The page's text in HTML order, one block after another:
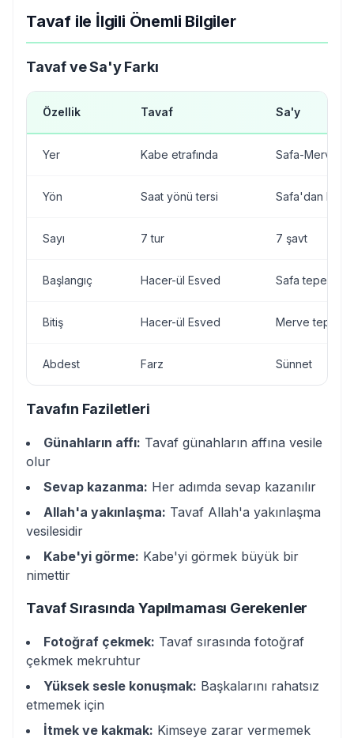
Tavaf ile İlgili Önemli Bilgiler
Tavaf ve Sa'y Farkı
Özellik Tavaf Sa'y
Yer Kabe etrafında Safa-Merve
Yön Saat yönü tersi Safa'dan
Sayı 7 tur 7 şavt
Başlangıç Hacer-ül Esved Safa tepesi
Bitiş Hacer-ül Esved Merve tepesi
Abdest Farz Sünnet
Tavafın Faziletleri
Günahların affı: Tavaf günahların affına vesile
olur
Sevap kazanma: Her adımda sevap kazanılır
Allah'a yakınlaşma: Tavaf Allah'a yakınlaşma
vesilesidir
Kabe'yi görme: Kabe'yi görmek büyük bir
nimettir
Tavaf Sırasında Yapılmaması Gerekenler
Fotoğraf çekmek: Tavaf sırasında fotoğraf
çekmek mekruhtur
Yüksek sesle konuşmak: Başkalarını rahatsız
etmemek için
İtmek ve kakmak: Kimseye zarar vermemek